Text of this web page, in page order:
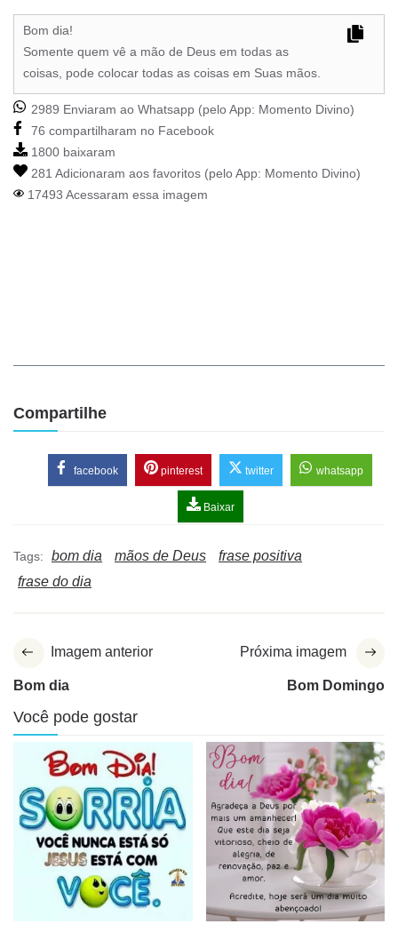
Bom dia!
Somente quem vê a mão de Deus em todas as
coisas, pode colocar todas as coisas em Suas mãos.
2989 Enviaram ao Whatsapp (pelo App: Momento Divino)
76 compartilharam no Facebook
1800 baixaram
281 Adicionaram aos favoritos (pelo App: Momento Divino)
17493 Acessaram essa imagem
Compartilhe
facebook pinterest twitter whatsapp
Baixar
Tags: bom dia mãos de Deus
frase positiva
frase do dia
Imagem anterior
Bom dia
Próxima imagem
Bom Domingo
Você pode gostar